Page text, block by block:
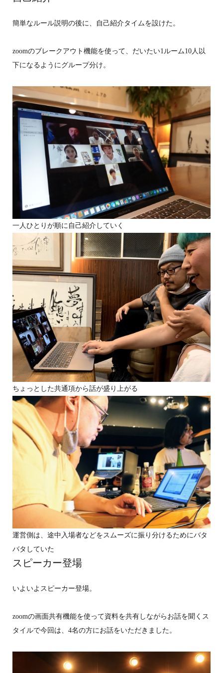
簡単なルール説明の後に、自己紹介タイムを設けた。
zoomのブレークアウト機能を使って、だいたい1ルーム10人以
下になるようにグループ分け。
一人ひとりが順に自己紹介していく
ちょっとした共通項から話が盛り上がる
運営側は、途中入場者などをスムーズに振り分けるためにバタ
バタしていた
スピーカー登場
いよいよスピーカー登場。
zoomの画面共有機能を使って資料を共有しながらお話を聞くス
タイルで今回は、4名の方にお話をいただきました。